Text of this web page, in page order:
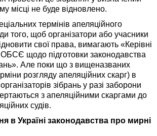
місці не буде відновлено.
термінів апеляційного
того, щоб організатори або учасники
свої права, вимагають «Керівні
щодо підготовки законодавства
Але поки що з вищеназваних
розгляду апеляційних скарг) в
зібрань у разі заборони
з апеляційними скаргами до
судів.
в Україні законодавства про мирні